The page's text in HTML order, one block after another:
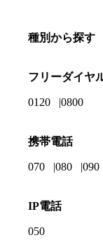
種別から探す
フリーダイヤ
0120 0800
携帯電話
070 080 090
IP電話
050